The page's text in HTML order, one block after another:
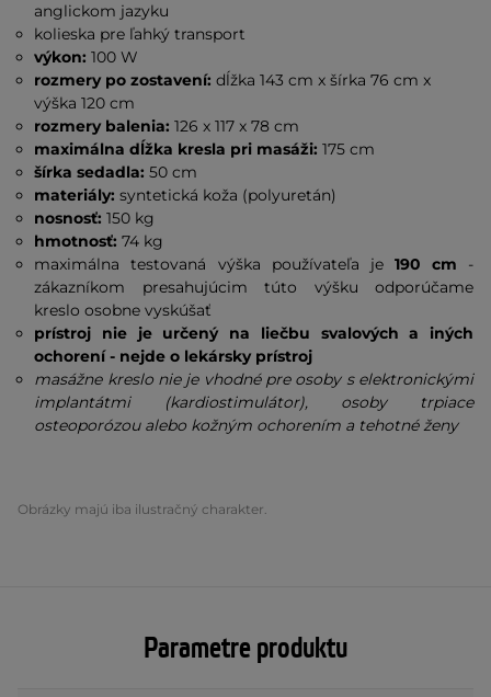
anglickom jazyku
kolieska pre ľahký transport
výkon: 100 W
rozmery po zostavení:dĺžka 143 cm x šírka 76 cm x
výška 120 cm
rozmery balenia:126 x 117 x 78 cm
maximálna dĺžka kresla pri masáži: 175 cm
šírka sedadla: 50 cm
materiály: syntetická koža (polyuretán)
nosnosť: 150 kg
hmotnosť:74 kg
maximálna testovaná výška používateľa je190 cm -
zákazníkom presahujúcim túto výšku odporúčame
kreslo osobne vyskúšať
prístroj nie je určený na liečbu svalových a iných
ochorení - nejde o lekársky prístroj
masážne kreslo nie je vhodné pre osoby s elektronickými
implantátmi (kardiostimulátor), osoby trpiace
osteoporózou alebo kožným ochorením a tehotné ženy
Obrázky majú iba ilustračný charakter.
Parametre produktu